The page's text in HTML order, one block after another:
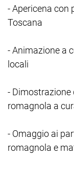
- Apericena con
Toscana
- Animazione a
locali
- Dimostrazione
romagnola a
- Omaggio ai
romagnola e